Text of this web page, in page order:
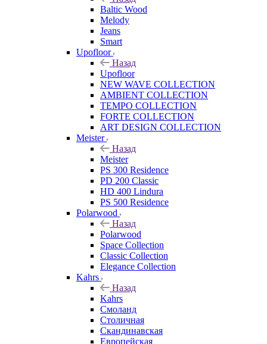
Baltic Wood
Melody
Jeans
Smart
Upofloor
Назад
Upofloor
NEW WAVE COLLECTION
AMBIENT COLLECTION
TEMPO COLLECTION
FORTE COLLECTION
ART DESIGN COLLECTION
Meister
Назад
Meister
PS 300 Residence
PD 200 Classic
HD 400 Lindura
PS 500 Residence
Polarwood
Назад
Polarwood
Space Collection
Classic Collection
Elegance Collection
Kahrs
Назад
Kahrs
Смоланд
Столичная
Скандинавская
Европейская